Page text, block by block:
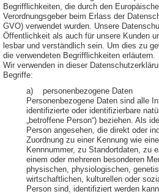
Begrifflichkeiten, die durch den
Verordnungsgeber beim Erlass der
GVO) verwendet wurden. Unsere
Öffentlichkeit als auch für unsere Kunden
lesbar und verständlich sein. Um dies zu
die verwendeten Begrifflichkeiten erläutern.
Wir verwenden in dieser
Begriffe:
a) personenbezogene Daten
Personenbezogene Daten sind alle
identifizierte oder identifizierbare
„betroffene Person“) beziehen. Als
Person angesehen, die direkt oder
Zuordnung zu einer Kennung wie
Kennnummer, zu Standortdaten, zu
einem oder mehreren besonderen
physischen, physiologischen,
wirtschaftlichen, kulturellen oder
Person sind, identifiziert werden